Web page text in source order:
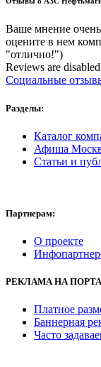
Ваше мнение
оцените в нем
"отлично!")
Reviews are disabled
Социальные
Разделы:
Каталог
Афиша
Статьи и
Партнерам:
О проекте
РЕКЛАМАНА
Платное
Баннерная
Часто